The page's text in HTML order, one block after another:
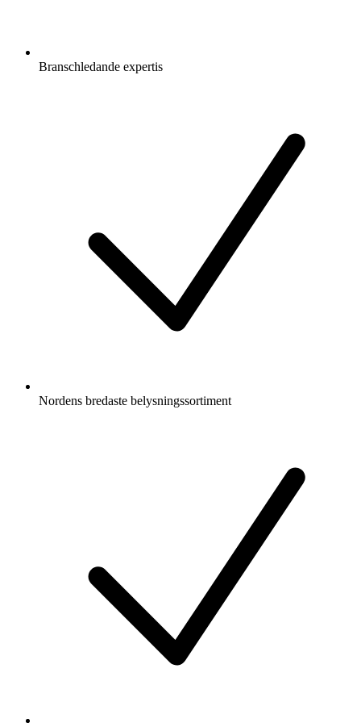
Branschledande expertis
Nordens bredaste belysningssortiment